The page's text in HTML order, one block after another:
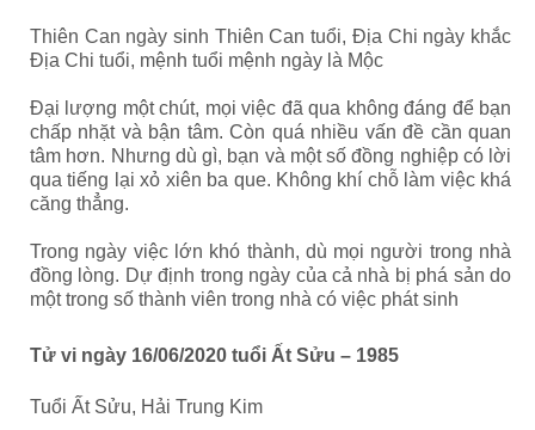
Thiên Can ngày sinh Thiên Can tuổi, Địa Chi ngày khắc
Địa Chi tuổi, mệnh tuổi mệnh ngày là Mộc
Đại lượng một chút, mọi việc đã qua không đáng để bạn
chấp nhặt và bận tâm. Còn quá nhiều vấn đề cần quan
tâm hơn. Nhưng dù gì, bạn và một số đồng nghiệp có lời
qua tiếng lại xỏ xiên ba que. Không khí chỗ làm việc khá
căng thẳng.
Trong ngày việc lớn khó thành, dù mọi người trong nhà
đồng lòng. Dự định trong ngày của cả nhà bị phá sản do
một trong số thành viên trong nhà có việc phát sinh
Tử vi ngày 16/06/2020 tuổi Ất Sửu – 1985
Tuổi Ất Sửu, Hải Trung Kim